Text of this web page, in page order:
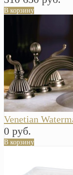
В корзину
Venetian
0 руб.
В корзину